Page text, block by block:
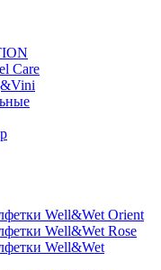
Care
Well&Wet Orient
Well&Wet Rose
Well&Wet